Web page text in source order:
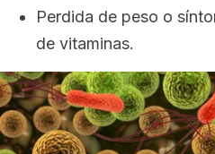
Perdida de peso o
de vitaminas.